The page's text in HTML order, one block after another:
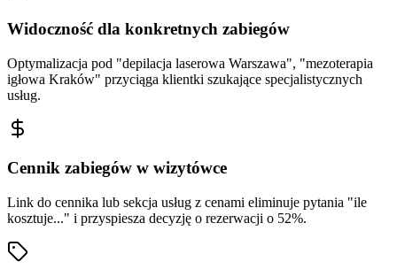
Widoczność dla konkretnych zabiegów
Optymalizacja pod "depilacja laserowa Warszawa", "mezoterapia
igłowa Kraków" przyciąga klientki szukające specjalistycznych
usług.
Cennik zabiegów w wizytówce
Link do cennika lub sekcja usług z cenami eliminuje pytania "ile
kosztuje..." i przyspiesza decyzję o rezerwacji o 52%.